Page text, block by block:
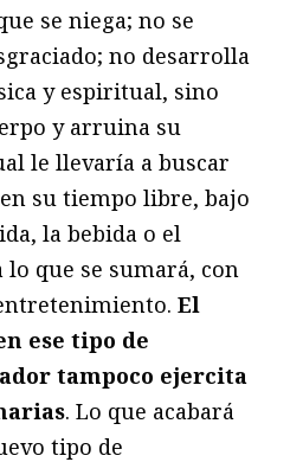
se niega; no se
no desarrolla
y espiritual, sino
y arruina su
le llevaría a buscar
su tiempo libre, bajo
la bebida o el
que se sumará, con
El
ese tipo de
tampoco ejercita
. Lo que acabará
tipo de